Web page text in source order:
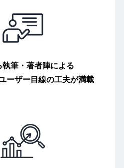
執筆・著者陣による
ーザー目線の工夫が満載